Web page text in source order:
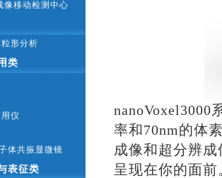
像移动检测中心
形分析
类
仪
体共振显微镜
表征类
nanoVoxel3000
率和70nm的体
成像和超分辨
呈现在你的面